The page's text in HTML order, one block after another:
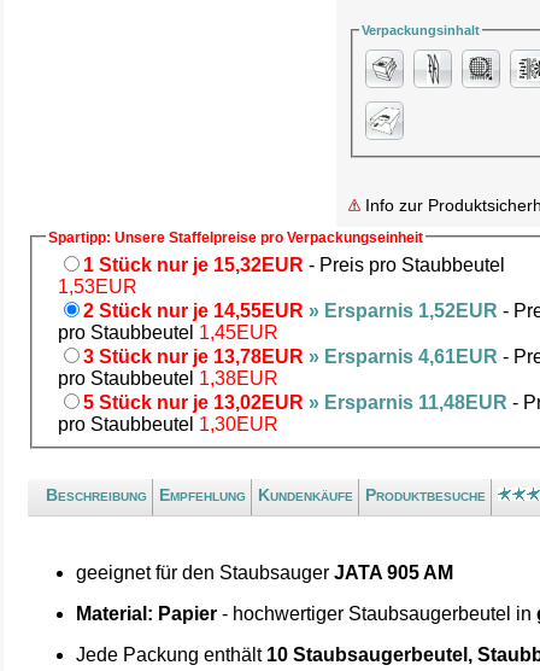
Verpackungsinhalt
Info zur
Spartipp: Unsere Staffelpreise pro Verpackungseinheit
1 Stück nur je 15,32EUR - Preis pro Staubbeutel
1,53EUR
2 Stück nur je 14,55EUR » Ersparnis 1,52EUR -
pro Staubbeutel 1,45EUR
3 Stück nur je 13,78EUR » Ersparnis 4,61EUR -
pro Staubbeutel 1,38EUR
5 Stück nur je 13,02EUR » Ersparnis 11,48EUR -
pro Staubbeutel 1,30EUR
Beschreibung Empfehlung Kundenkäufe Produktbesuche
geeignet für den StaubsaugerJATA 905 AM
Material: Papier - hochwertiger Staubsaugerbeutel in
Jede Packung enthält 10 Staubsaugerbeutel,